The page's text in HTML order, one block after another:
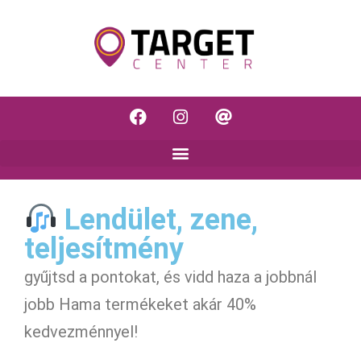
Lendület, zene,
teljesítmény
gyűjtsd a pontokat, és vidd haza a jobbnál
jobb Hama termékeket akár 40%
kedvezménnyel!